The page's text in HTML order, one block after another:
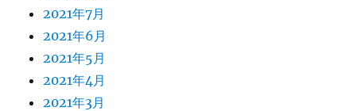
2021年7月
2021年6月
2021年5月
2021年4月
2021年3月